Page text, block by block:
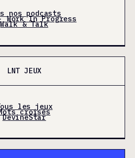
nos podcasts
Work In Progress
Walk & Talk
LNT JEUX
les jeux
croisés
DevineStar